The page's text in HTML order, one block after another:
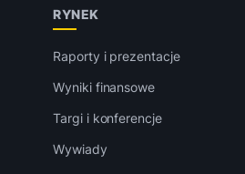
RYNEK
Raporty i prezentacje
Wyniki finansowe
Targi i konferencje
Wywiady